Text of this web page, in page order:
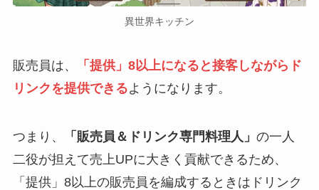
異世界キッチン
販売員は、
「提供」8以上になると接客しながらド
リンクを提供できるようになります。
つまり、 「販売員＆ドリンク専門料理人」 の一人
二役が担えて売上UPに大きく貢献できるため、
「提供」8以上の販売員を編成するときはドリンク